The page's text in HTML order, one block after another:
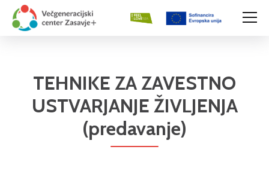
TEHNIKE ZA ZAVESTNO
USTVARJANJE ŽIVLJENJA
(predavanje)